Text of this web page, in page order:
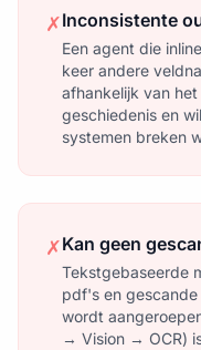
✗Inconsistente
Een agent die
keer andere
afhankelijk van
geschiedenis en
systemen breken
✗Kan geen
Tekstgebaseerde
pdf's en
wordt
→ Vision → OCR)